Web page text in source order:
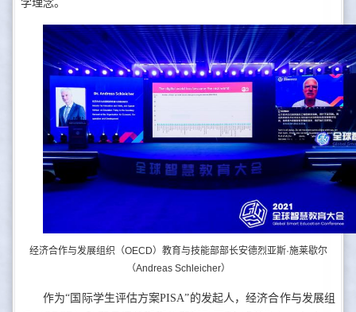
学理念。
经济合作与发展组织（OECD）教育与技能部部长安德烈亚斯·施莱歇尔
（Andreas Schleicher）
作为“国际学生评估方案PISA”的发起人，经济合作与发展组